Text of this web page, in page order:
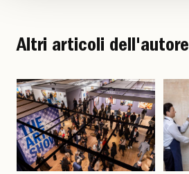
Altri articoli dell'autore